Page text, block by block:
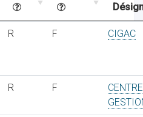
R F CIGAC
R F